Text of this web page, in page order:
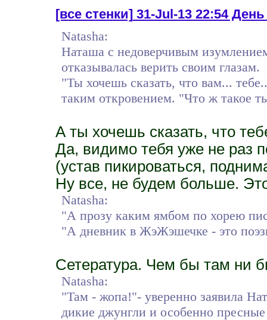
[все стенки]31-Jul-13 22:54
Natasha:
Наташа с недоверчивым
отказывалась верить своим глазам.
"Ты хочешь сказать, что вам...
таким откровением. "Что ж такое
А ты хочешь сказать, что
Да, видимо тебя уже не раз
(устав пикироваться,
Ну все, не будем больше.
Natasha:
"А прозу каким ямбом по хорею
"А дневник в ЖэЖэшечке - это
Сетература. Чем бы там ни
Natasha:
"Там - жопа!"- уверенно заявила
дикие джунгли и особенно пресные